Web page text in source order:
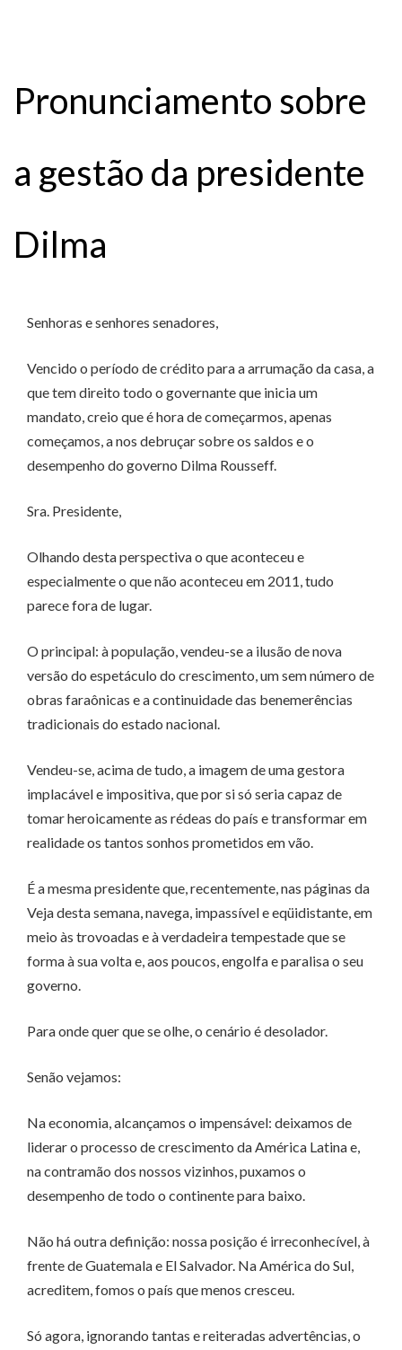
Pronunciamento sobre
a gestão da presidente
Dilma
Senhoras e senhores senadores,
Vencido o período de crédito para a arrumação da casa, a
que tem direito todo o governante que inicia um
mandato, creio que é hora de começarmos, apenas
começamos, a nos debruçar sobre os saldos e o
desempenho do governo Dilma Rousseff.
Sra. Presidente,
Olhando desta perspectiva o que aconteceu e
especialmente o que não aconteceu em 2011, tudo
parece fora de lugar.
O principal: à população, vendeu-se a ilusão de nova
versão do espetáculo do crescimento, um sem número de
obras faraônicas e a continuidade das benemerências
tradicionais do estado nacional.
Vendeu-se, acima de tudo, a imagem de uma gestora
implacável e impositiva, que por si só seria capaz de
tomar heroicamente as rédeas do país e transformar em
realidade os tantos sonhos prometidos em vão.
É a mesma presidente que, recentemente, nas páginas da
Veja desta semana, navega, impassível e eqüidistante, em
meio às trovoadas e à verdadeira tempestade que se
forma à sua volta e, aos poucos, engolfa e paralisa o seu
governo.
Para onde quer que se olhe, o cenário é desolador.
Senão vejamos:
Na economia, alcançamos o impensável: deixamos de
liderar o processo de crescimento da América Latina e,
na contramão dos nossos vizinhos, puxamos o
desempenho de todo o continente para baixo.
Não há outra definição: nossa posição é irreconhecível, à
frente de Guatemala e El Salvador. Na América do Sul,
acreditem, fomos o país que menos cresceu.
Só agora, ignorando tantas e reiteradas advertências, o